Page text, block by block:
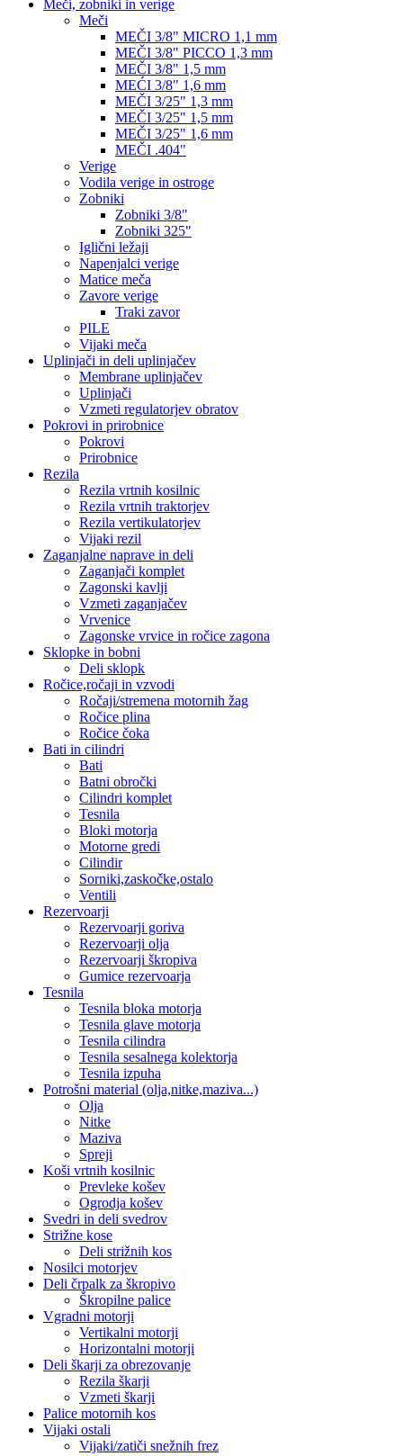
Meči, zobniki in verige
Meči
MEČI 3/8" MICRO 1,1 mm
MEČI 3/8" PICCO 1,3 mm
MEČI 3/8" 1,5 mm
MEĆI 3/8" 1,6 mm
MEČI 3/25" 1,3 mm
MEČI 3/25" 1,5 mm
MEČI 3/25" 1,6 mm
MEČI .404"
Verige
Vodila verige in ostroge
Zobniki
Zobniki 3/8"
Zobniki 325"
Iglični ležaji
Napenjalci verige
Matice meča
Zavore verige
Traki zavor
PILE
Vijaki meča
Uplinjači in deli uplinjačev
Membrane uplinjačev
Uplinjači
Vzmeti regulatorjev obratov
Pokrovi in prirobnice
Pokrovi
Prirobnice
Rezila
Rezila vrtnih kosilnic
Rezila vrtnih traktorjev
Rezila vertikulatorjev
Vijaki rezil
Zaganjalne naprave in deli
Zaganjači komplet
Zagonski kavlji
Vzmeti zaganjačev
Vrvenice
Zagonske vrvice in ročice zagona
Sklopke in bobni
Deli sklopk
Ročice,ročaji in vzvodi
Ročaji/stremena motornih žag
Ročice plina
Ročice čoka
Bati in cilindri
Bati
Batni obročki
Cilindri komplet
Tesnila
Bloki motorja
Motorne gredi
Cilindir
Sorniki,zaskočke,ostalo
Ventili
Rezervoarji
Rezervoarji goriva
Rezervoarji olja
Rezervoarji škropiva
Gumice rezervoarja
Tesnila
Tesnila bloka motorja
Tesnila glave motorja
Tesnila cilindra
Tesnila sesalnega kolektorja
Tesnila izpuha
Potrošni material (olja,nitke,maziva...)
Olja
Nitke
Maziva
Spreji
Koši vrtnih kosilnic
Prevleke košev
Ogrodja košev
Svedri in deli svedrov
Strižne kose
Deli strižnih kos
Nosilci motorjev
Deli črpalk za škropivo
Škropilne palice
Vgradni motorji
Vertikalni motorji
Horizontalni motorji
Deli škarji za obrezovanje
Rezila škarji
Vzmeti škarji
Palice motornih kos
Vijaki ostali
Vijaki/zatiči snežnih frez